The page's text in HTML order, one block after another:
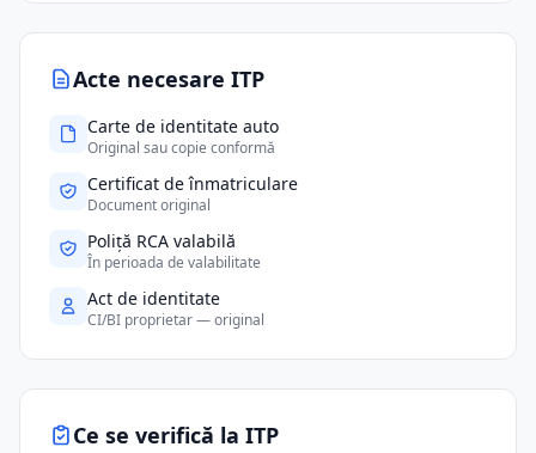
Acte necesare ITP
Carte de identitate auto
Original sau copie conformă
Certificat de înmatriculare
Document original
Poliță RCA valabilă
În perioada de valabilitate
Act de identitate
CI/BI proprietar — original
Ce se verifică la ITP